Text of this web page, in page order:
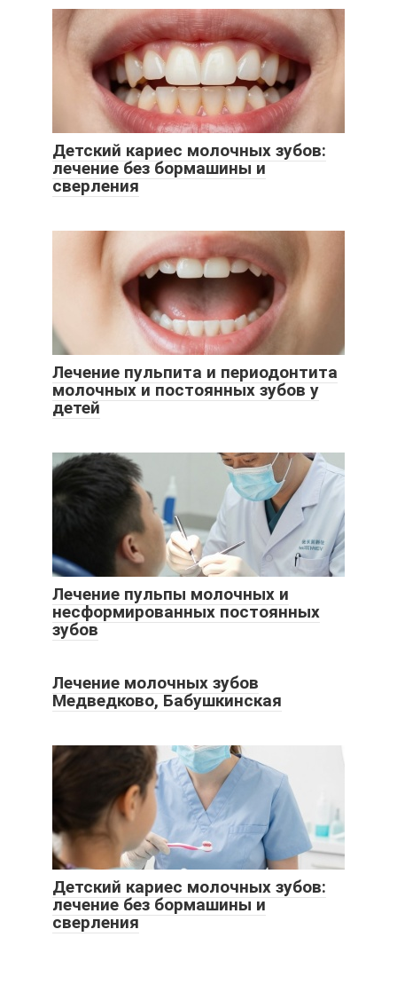
Детский кариес молочных зубов:
лечение без бормашины и
сверления
Лечение пульпита и периодонтита
молочных и постоянных зубов у
детей
Лечение пульпы молочных и
несформированных постоянных
зубов
Лечение молочных зубов
Медведково, Бабушкинская
Детский кариес молочных зубов:
лечение без бормашины и
сверления